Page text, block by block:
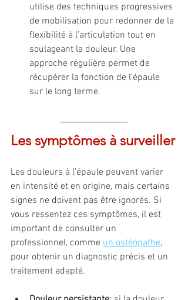
utilise des techniques progressives
de mobilisation pour redonner de la
flexibilité à l’articulation tout en
soulageant la douleur. Une
approche régulière permet de
récupérer la fonction de l’épaule
sur le long terme.
Les symptômes à surveiller
Les douleurs à l’épaule peuvent varier
en intensité et en origine, mais certains
signes ne doivent pas être ignorés. Si
vous ressentez ces symptômes, il est
important de consulter un
professionnel, comme un ostéopathe,
pour obtenir un diagnostic précis et un
traitement adapté.